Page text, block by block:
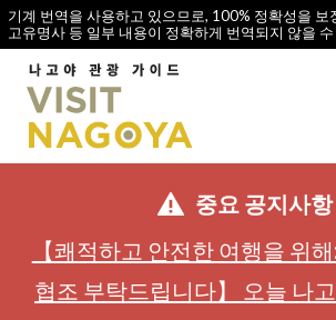
기계 번역을 사용하고 있으므로, 100% 정확성을 보
고유명사 등 일부 내용이 정확하게 번역되지 않을
중요 공지사항
【쾌적하고 안전한 여행을 위
협조 부탁드립니다】 오늘 나